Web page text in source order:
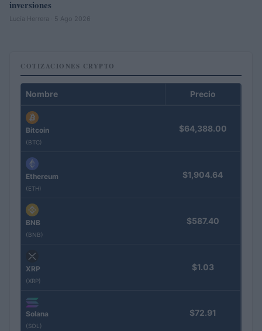
inversiones
Lucía Herrera · 5 Ago 2026
COTIZACIONES CRYPTO
Nombre Precio
Bitcoin
(BTC)
$64,388.00
Ethereum
(ETH)
$1,904.64
BNB
(BNB)
$587.40
XRP
(XRP)
$1.03
Solana
(SOL)
$72.91